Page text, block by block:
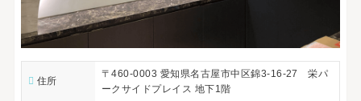
住所
〒460-0003 愛知県名古屋市中区錦3-16-27 栄パ
ークサイドプレイス 地下1階